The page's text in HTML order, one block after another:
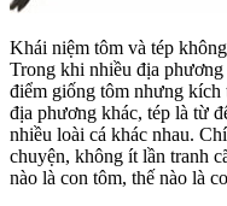
Khái niệm tôm và tép
Trong khi nhiều địa
điểm giống tôm nhưng
địa phương khác, tép là từ
nhiều loài cá khác nhau.
chuyện, không ít lần tranh
nào là con tôm, thế nào là